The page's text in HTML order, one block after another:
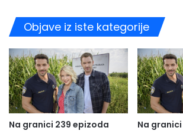
Objave iz iste kategorije
Na granici 239 epizoda Na